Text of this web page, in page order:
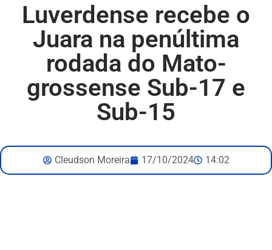
Luverdense recebe o
Juara na penúltima
rodada do Mato-
grossense Sub-17 e
Sub-15
Cleudson Moreira 17/10/2024 14:02